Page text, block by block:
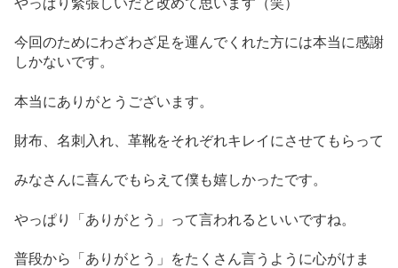
今回のためにわざわざ足を運んでくれた方には本当に感謝
しかないです。
本当にありがとうございます。
財布、名刺入れ、革靴をそれぞれキレイにさせてもらって
みなさんに喜んでもらえて僕も嬉しかったです。
やっぱり「ありがとう」って言われるといいですね。
普段から「ありがとう」をたくさん言うように心がけま